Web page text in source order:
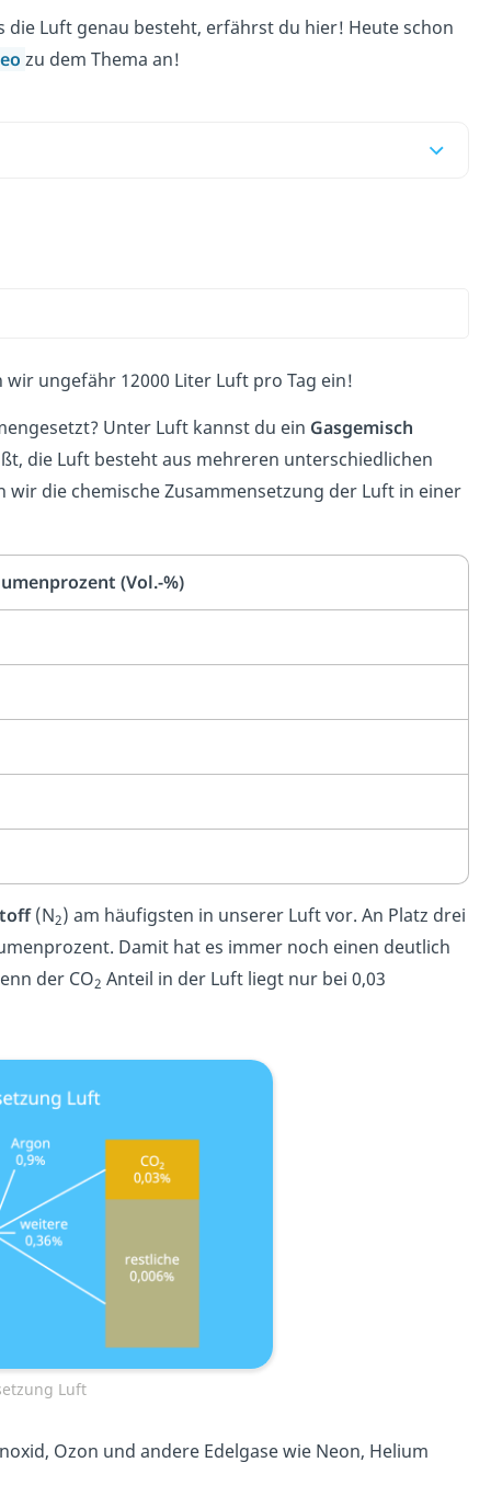
Luft genau besteht, erfährst du hier! Heute schon
zu dem Thema an!
ungefähr 12000 Liter Luft pro Tag ein!
Unter Luft kannst du ein Gasgemisch
die Luft besteht aus mehreren unterschiedlichen
die chemische Zusammensetzung der Luft in einer
(Vol.-%)
(N2) am häufigsten in unserer Luft vor. An Platz drei
Damit hat es immer noch einen deutlich
der CO2 Anteil in der Luft liegt nur bei 0,03
Luft
Ozon und andere Edelgase wie Neon, Helium